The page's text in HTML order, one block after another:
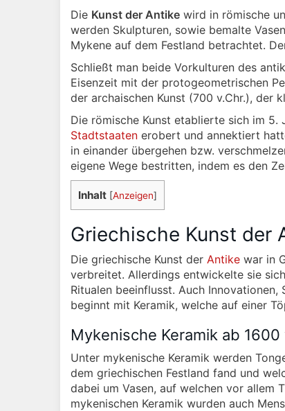
Die Kunst der Antike wird in römische
werden Skulpturen, sowie bemalte
Mykene auf dem Festland betrachtet.
Schließt man beide Vorkulturen des
Eisenzeit mit der protogeometrischen
der archaischen Kunst (700 v.Chr.), der
Die römische Kunst etablierte sich im 5.
Stadtstaaten erobert und annektiert
in einander übergehen bzw.
eigene Wege bestritten, indem es den
Inhalt [Anzeigen]
Griechische Kunst der
Die griechische Kunst der Antike war in
verbreitet. Allerdings entwickelte sie
Ritualen beeinflusst. Auch
beginnt mit Keramik, welche auf einer
Mykenische Keramik ab 1600
Unter mykenische Keramik werden
dem griechischen Festland fand und
dabei um Vasen, auf welchen vor allem
mykenischen Keramik wurden auch